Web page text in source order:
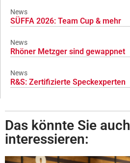
News
SÜFFA 2026: Team Cup & mehr
News
Rhöner Metzger sind gewappnet
News
R&S: Zertifizierte Speckexperten
Das könnte Sie auch
interessieren: